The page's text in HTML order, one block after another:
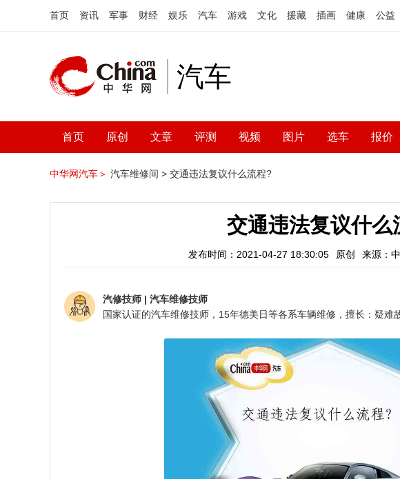
首页 资讯 军事 财经 娱乐 汽车 游戏 文化 援藏 插画 健康 公益
汽车
首页 原创 文章 评测 视频 图片 选车 报价
中华网汽车＞ 汽车维修间 > 交通违法复议什么流程?
交通违法复议什么
发布时间：2021-04-27 18:30:05 原创 来源：
汽修技师 | 汽车维修技师